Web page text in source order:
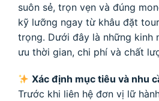
suôn sẻ, trọn vẹn và đúng
kỹ lưỡng ngay từ khâu đặt
trọng. Dưới đây là những kinh
ưu thời gian, chi phí và chất
Xác định mục tiêu và nhu
Trước khi liên hệ đơn vị lữ